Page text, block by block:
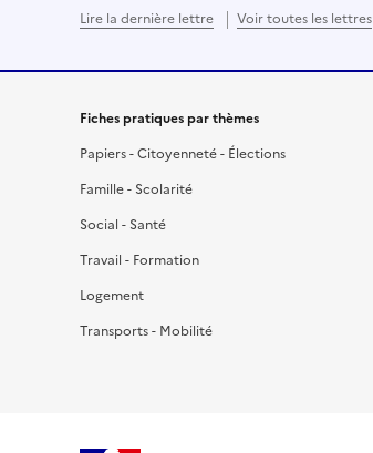
Lire la dernière lettre Voir toutes les lettres
Fiches pratiques par thèmes
Papiers - Citoyenneté - Élections
Famille - Scolarité
Social - Santé
Travail - Formation
Logement
Transports - Mobilité